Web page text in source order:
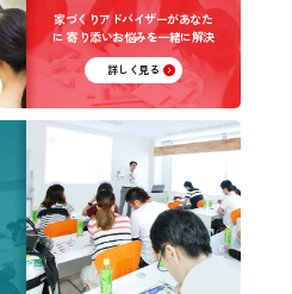
家づくりアドバイザーがあなた
に寄り添いお悩みを一緒に解決
詳しく見る